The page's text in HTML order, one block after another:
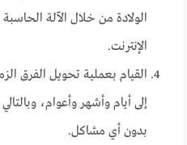
الولادة من خلال الآلة
الإنترنت.
القيام بعملية تحويل الفرق
إلى أيام وأشهر وأعوام،
بدون أي مشاكل.